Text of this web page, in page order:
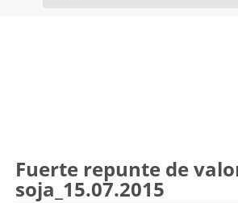
Fuerte repunte de
soja_15.07.2015